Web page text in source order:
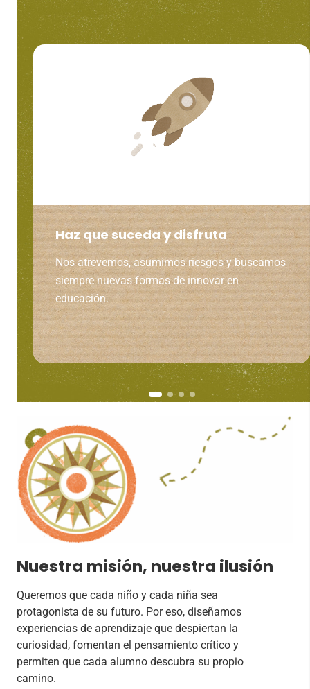
Haz que suceda y disfruta
Nos atrevemos, asumimos riesgos y buscamos
siempre nuevas formas de innovar en
educación.
Nuestra misión, nuestra ilusión
Queremos que cada niño y cada niña sea
protagonista de su futuro. Por eso, diseñamos
experiencias de aprendizaje que despiertan la
curiosidad, fomentan el pensamiento crítico y
permiten que cada alumno descubra su propio
camino.